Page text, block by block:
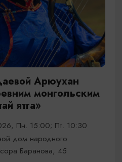
Арюухан
монгольским
ятга»
Пн. 15:00; Пт. 10:30
дом народного
Баранова, 45